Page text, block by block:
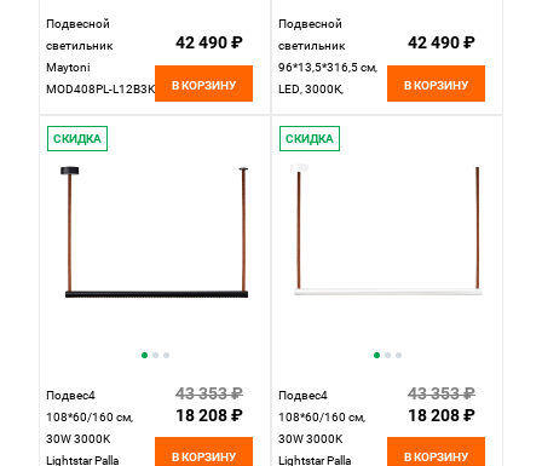
Подвесной
светильник
Maytoni
MOD408PL-L12B3K
*LED*13W, 3000K,
Maytoni Optimista
MOD408PL-
42 490 ₽
В КОРЗИНУ
Подвесной
светильник
96*13,5*316,5 см,
LED, 3000К,
MOD290PL-
L23BS3K латунный
42 490 ₽
В КОРЗИНУ
СКИДКА
Подвес4
108*60/160 см,
30W 3000K
Lightstar Palla
43 353 ₽
18 208 ₽
В КОРЗИНУ
СКИДКА
Подвес4
108*60/160 см,
30W 3000K
Lightstar Palla
43 353 ₽
18 208 ₽
В КОРЗИНУ